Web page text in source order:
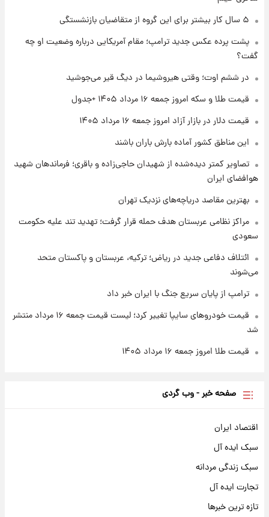
۱ روز پیش
شد+فیلم
۱ روز پیش
امروز پنجشنبه ۱۵ مرداد ۱۴۰۵ +جدول
قیمت طلا و سکه امروز پنجشنبه ۱۵ مرداد ۱۴۰۵
شارژ جدید کالابرگ برای سه دهک؛ جزئیات اعلام
۵ سال کار بیشتر برای این گروه از متقاضیان بازنشستگی
پشت پرده عکس جدید ترامپ؛ مقام آمریکایی درباره وضعیت او چه
گفت؟
در ششم اوت؛ وقتی هیروشیما در دیگ قیر می‌جوشید
قیمت طلا و سکه امروز جمعه ۱۶ مرداد ۱۴۰۵ +جدول
قیمت دلار در بازار آزاد امروز جمعه ۱۶ مرداد ۱۴۰۵
این مناطق کشور آماده بارش باران باشند
تصاویر کمتر دیده‌شده از شهیدان حاجی‌زاده و باقری؛ فرماندهان شهید
هوافضای ایران
بهترین مقاصد دریاچه‌های نزدیک تهران
مراکز نظامی عربستان هدف حمله قرار گرفت؛ تهدید تند علیه حکومت
سعودی
ائتلاف دفاعی جدید در ریاض؛ ترکیه، عربستان و پاکستان متحد
می‌شوند
ترامپ از پایان سریع جنگ با ایران خبر داد
قیمت خودروهای سایپا تغییر کرد؛ لیست قیمت جمعه ۱۶ مرداد منتشر
شد
قیمت طلا امروز جمعه ۱۶ مرداد ۱۴۰۵
صفحه خبر - وب گردی
اقتصاد ایران
سبک ایده آل
سبک زندگی مردانه
تجارت ایده آل
تازه ترین خبرها